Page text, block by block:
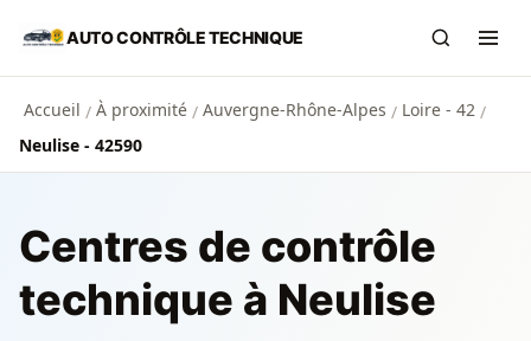
Aller au contenu principal
AUTO CONTRÔLE TECHNIQUE
Accueil / À proximité / Auvergne-Rhône-Alpes / Loire - 42 /
Neulise - 42590
Centres de contrôle
technique à Neulise